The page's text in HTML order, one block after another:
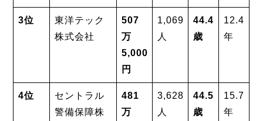
3位
東洋テック
株式会社
507
万
5,000
円
1,069
人
44.4
歳
12.4
年
4位
セントラル
警備保障株
481
万
3,628
人
44.5
歳
15.7
年